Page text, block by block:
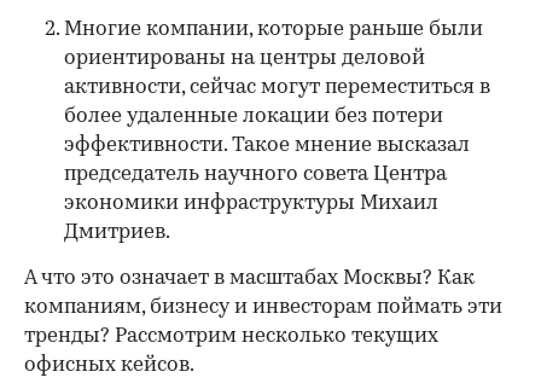
Многие компании, которые раньше были
ориентированы на центры деловой
активности, сейчас могут переместиться в
более удаленные локации без потери
эффективности. Такое мнение высказал
председатель научного совета Центра
экономики инфраструктуры Михаил
Дмитриев.
А что это означает в масштабах Москвы? Как
компаниям, бизнесу и инвесторам поймать эти
тренды? Рассмотрим несколько текущих
офисных кейсов.